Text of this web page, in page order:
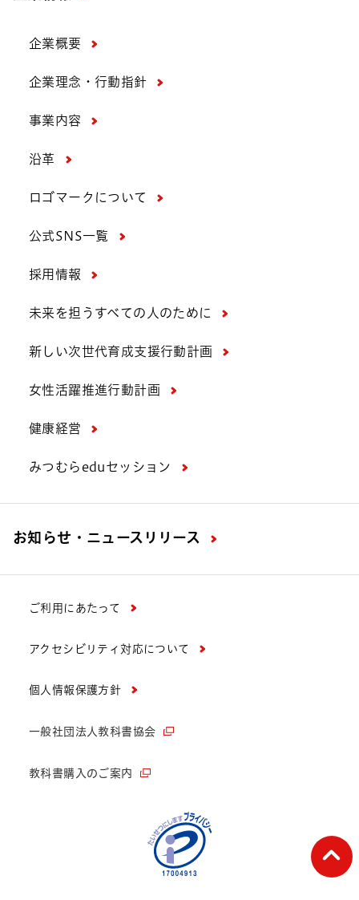
企業概要
企業理念・行動指針
事業内容
沿革
ロゴマークについて
公式SNS一覧
採用情報
未来を担うすべての人のために
新しい次世代育成支援行動計画
女性活躍推進行動計画
健康経営
みつむらeduセッション
お知らせ・ニュースリリース
ご利用にあたって
アクセシビリティ対応について
個人情報保護方針
一般社団法人教科書協会
教科書購入のご案内
ペ